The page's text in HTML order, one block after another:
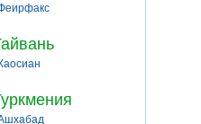
Каосиан